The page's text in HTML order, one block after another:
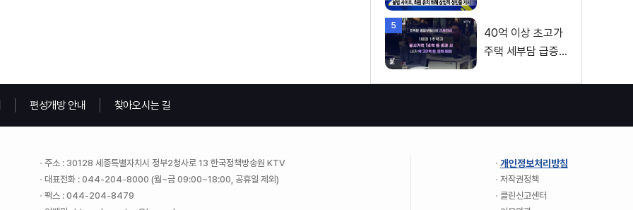
진계획은?
5
40억 이상 초고가
주택 세부담 급증···
화
편성개방 안내 찾아오시는 길
주소 : 30128 세종특별자치시 정부2청사로 13 한국정책방송원 KTV
대표전화 : 044-204-8000 (월~금 09:00~18:00, 공휴일 제외)
팩스 : 044-204-8479
개인정보처리방침
저작권정책
클린신고센터